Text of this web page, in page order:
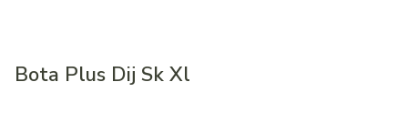
Bota Plus Dij Sk Xl